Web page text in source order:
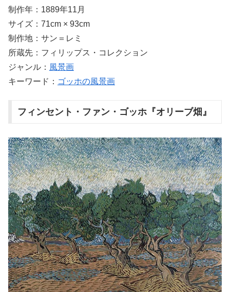
制作年：1889年11月
サイズ：71cm × 93cm
制作地：サン＝レミ
所蔵先：フィリップス・コレクション
ジャンル： 風景画
キーワード： ゴッホの風景画
フィンセント・ファン・ゴッホ『オリーブ畑』